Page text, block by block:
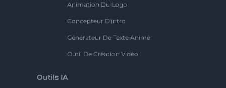
Animation Du Logo
Concepteur D'intro
Générateur De Texte Animé
Outil De Création Vidéo
Outils IA